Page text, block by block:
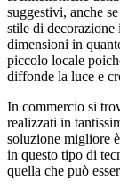
suggestivi, anche
stile di decorazione
dimensioni in
piccolo locale
diffonde la luce e
In commercio si
realizzati in
soluzione migliore
in questo tipo di
quella che può